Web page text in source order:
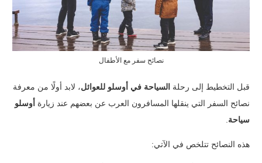
نصائح سفر مع الأطفال
قبل التخطيط إلى رحلة السياحة في أوسلو للعوائل، لابد أولًا من معرفة
نصائح السفر التي ينقلها المسافرون العرب عن بعضهم عند زيارة أوسلو
سياحة
هذه النصائح تتلخص في الآتي: